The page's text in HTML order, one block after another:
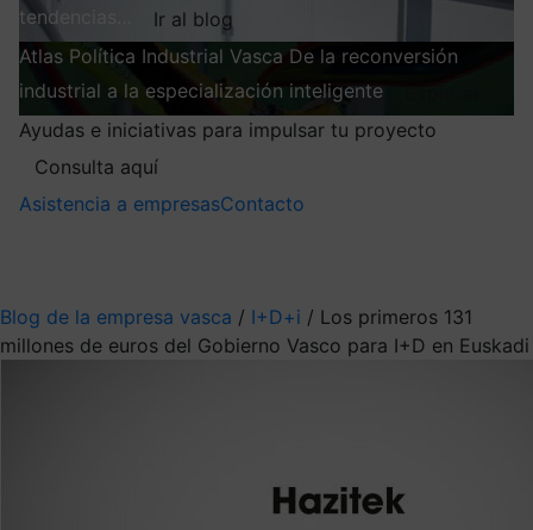
tendencias…
Ir al blog
Atlas Política Industrial Vasca De la reconversión
industrial a la especialización inteligente
Ayudas e iniciativas para impulsar tu proyecto
Consulta aquí
Asistencia a empresasContacto
Blog de la empresa vasca / I+D+i / Los primeros 131
millones de euros del Gobierno Vasco para I+D en Euskadi